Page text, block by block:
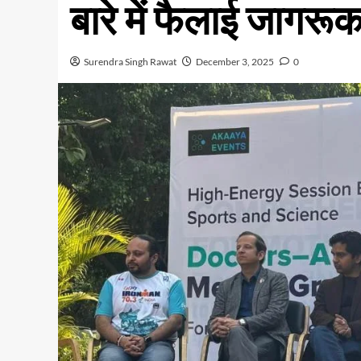
बारे में फैलाई
Surendra Singh Rawat December 3, 2025 0